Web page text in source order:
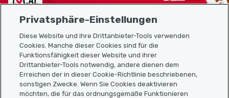
Sitemap
Nützliche Links
Privatsphäre-Einstellungen
Diese Website und ihre Drittanbieter-Tools verwenden
Cookies. Manche dieser Cookies sind für die
Funktionsfähigkeit dieser Website und ihrer
Drittanbieter-Tools notwendig, andere dienen dem
Erreichen der in dieser Cookie-Richtlinie beschriebenen,
sonstigen Zwecke. Wenn Sie Cookies deaktivieren
möchten, die für das ordnungsgemäße Funktionieren